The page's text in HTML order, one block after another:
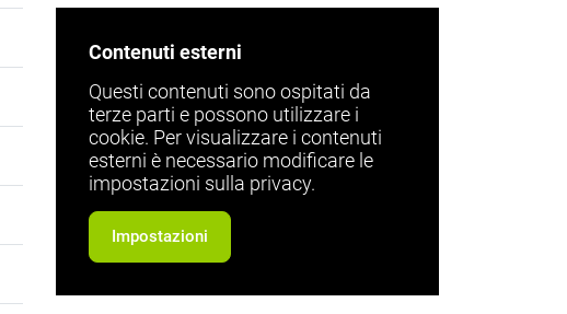
Contenuti esterni
Questi contenuti sono ospitati da
terze parti e possono utilizzare i
cookie. Per visualizzare i contenuti
esterni è necessario modificare le
impostazioni sulla privacy.
Impostazioni